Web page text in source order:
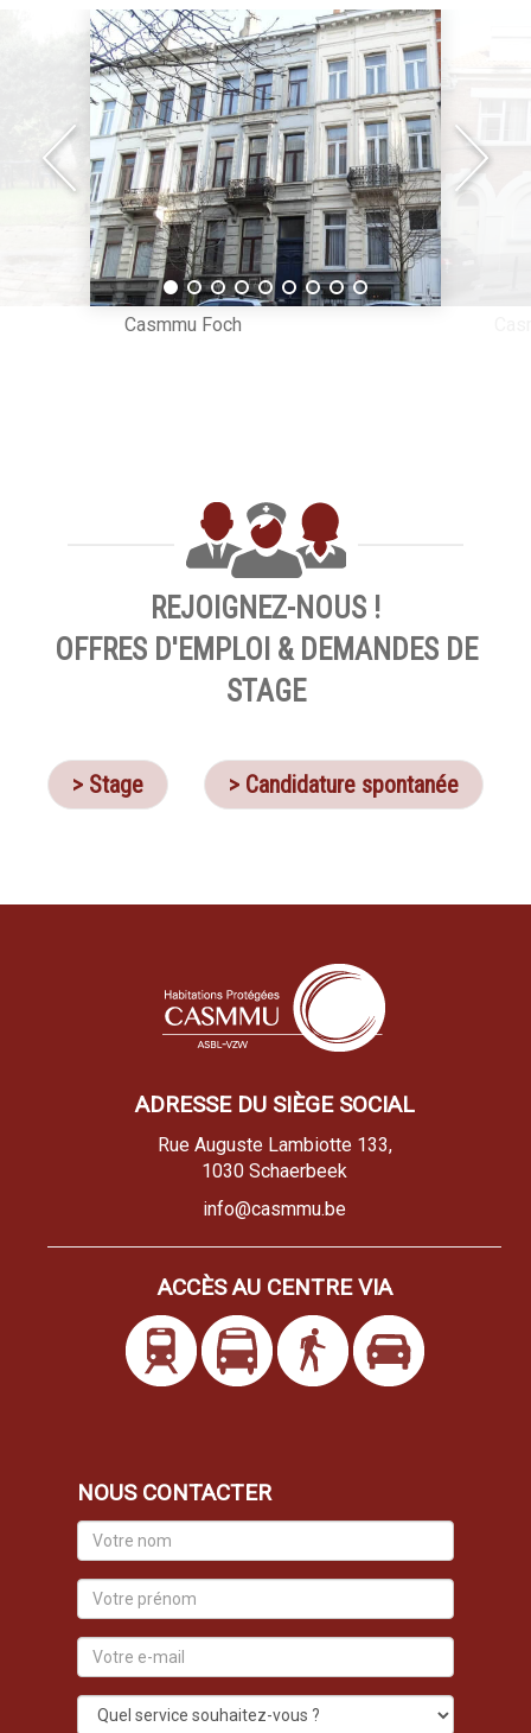
Casmmu Foch
REJOIGNEZ-NOUS !
OFFRES D'EMPLOI & DEMANDES DE
STAGE
> Stage > Candidature spontanée
ADRESSE DU SIÈGE SOCIAL
Rue Auguste Lambiotte 133,
1030 Schaerbeek
info@casmmu.be
ACCÈS AU CENTRE VIA
NOUS CONTACTER
Votre
nom
Votre
prénom
Votre
e-
mail
Quel